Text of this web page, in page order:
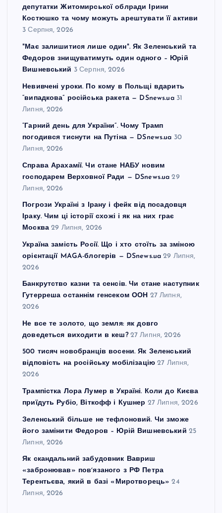
депутатки Житомирської облради Ірини
Костюшко та чому можуть арештувати її активи
3 Серпня, 2026
"Має залишитися лише один". Як Зеленський та
Федоров знищуватимуть один одного – Юрій
Вишневський 3 Серпня, 2026
Невивчені уроки. По кому в Польщі вдарить
“випадкова” російська ракета — DSnews.ua 31
Липня, 2026
“Гарний день для України”. Чому Трамп
погодився тиснути на Путіна — DSnews.ua 30
Липня, 2026
Справа Арахамії. Чи стане НАБУ новим
господарем Верховної Ради — DSnews.ua 29
Липня, 2026
Погрози Україні з Ірану і фейк від посадовця
Іраку. Чим ці історії схожі і як на них грає
Москва 29 Липня, 2026
Україна замість Росії. Що і хто стоїть за зміною
орієнтації MAGA-блогерів — DSnews.ua 29 Липня,
2026
Банкрутство казни та сенсів. Чи стане наступник
Гутерреша останнім генсеком ООН 27 Липня,
2026
Не все те золото, що земля: як довго
доведеться виходити в кеш? 27 Липня, 2026
500 тисяч новобранців восени. Як Зеленський
відповість на російську мобілізацію 27 Липня,
2026
Трампістка Лора Лумер в Україні. Коли до Києва
приїдуть Рубіо, Віткофф і Кушнер 27 Липня, 2026
Зеленський більше не тефлоновий. Чи зможе
його замінити Федоров – Юрій Вишневський 25
Липня, 2026
Як скандальний забудовник Вавриш
«забронював» повʼязаного з РФ Петра
Терентьєва, який в базі «Миротворець» 24
Липня, 2026